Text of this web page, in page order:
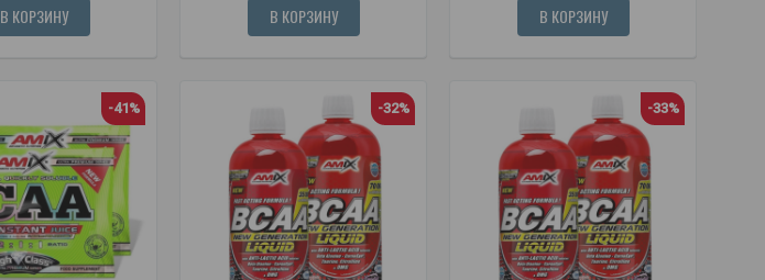
В КОРЗИНУ В КОРЗИНУ В КОРЗИНУ
-41% -32% -33%